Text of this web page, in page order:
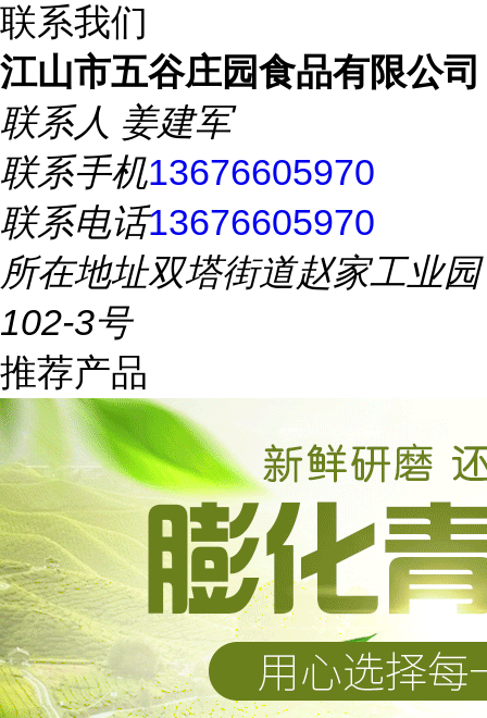
联系我们
江山市五谷庄园食品有限公司
联系人 姜建军
联系手机13676605970
联系电话13676605970
所在地址双塔街道赵家工业园
102-3号
推荐产品